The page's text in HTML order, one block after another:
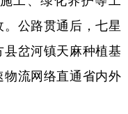
公路贯通后，七星
岔河镇天麻种植基
流网络直通省内外